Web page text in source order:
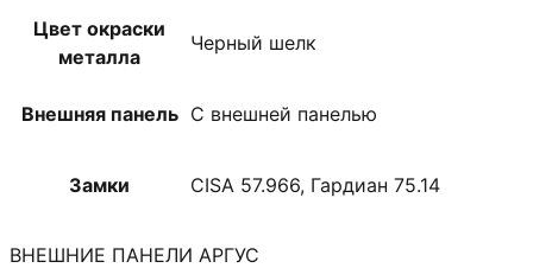
Цвет окраски
металла
Черный шелк
Внешняя панель С внешней панелью
Замки CISA 57.966, Гардиан 75.14
ВНЕШНИЕ ПАНЕЛИ АРГУС